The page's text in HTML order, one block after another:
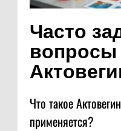
Часто
вопросы
Что такое
применяется?